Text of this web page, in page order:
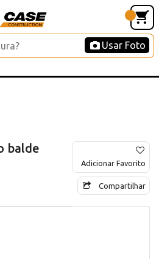
Usar Foto
balde
Adicionar Favorito
Compartilhar